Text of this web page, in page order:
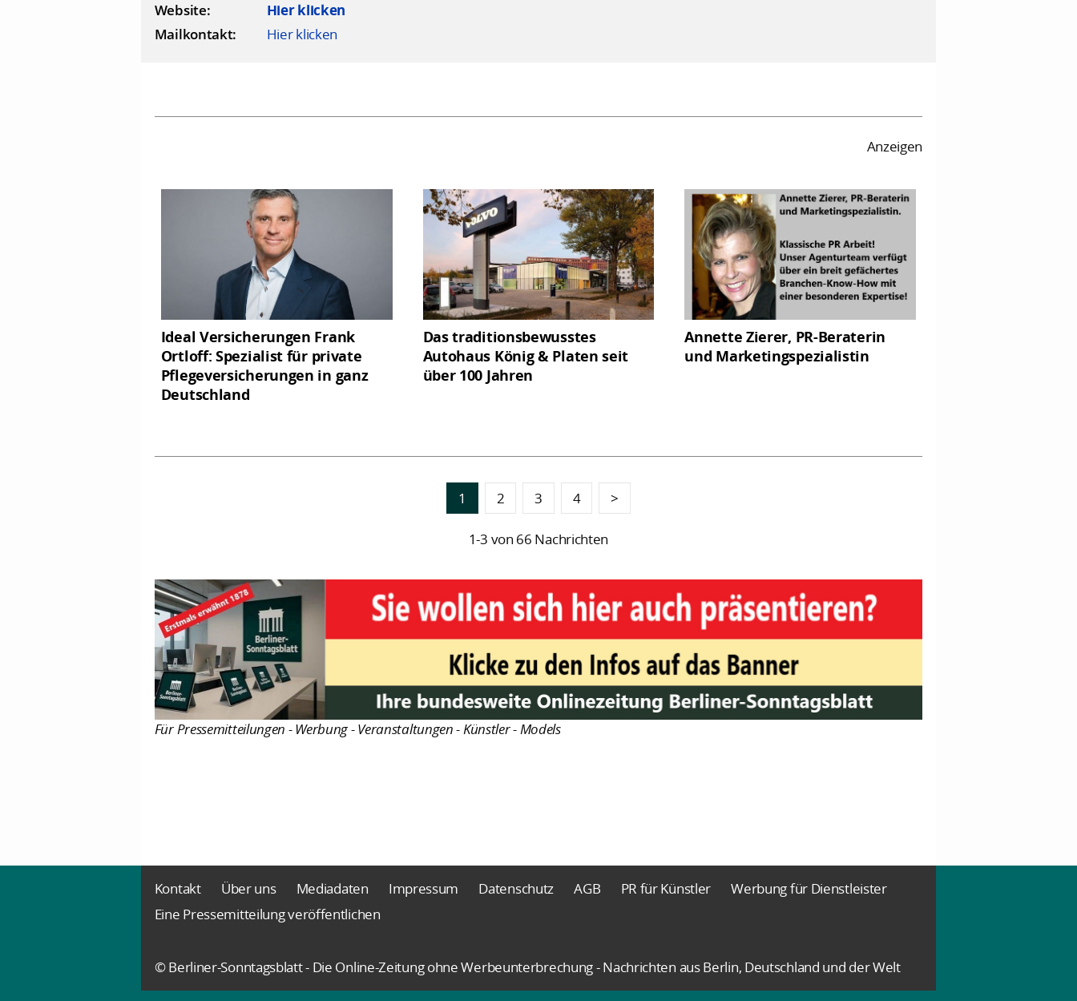
Website:
Hier klicken
Mailkontakt:
Hier klicken
Anzeigen
Ideal Versicherungen Frank
Ortloff: Spezialist für private
Pflegeversicherungen in ganz
Deutschland
Das traditionsbewusstes
Autohaus König & Platen seit
über 100 Jahren
Annette Zierer, PR-Beraterin
und Marketingspezialistin
1 2 3 4 >
1-3 von 66 Nachrichten
Für Pressemitteilungen - Werbung - Veranstaltungen - Künstler - Models
Kontakt Über uns Mediadaten Impressum Datenschutz AGB PR für Künstler
Werbung für Dienstleister
Eine Pressemitteilung veröffentlichen
© Berliner-Sonntagsblatt - Die Online-Zeitung ohne Werbeunterbrechung - Nachrichten aus Berlin, Deutschland und der Welt